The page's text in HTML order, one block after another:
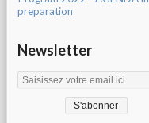
preparation
Newsletter